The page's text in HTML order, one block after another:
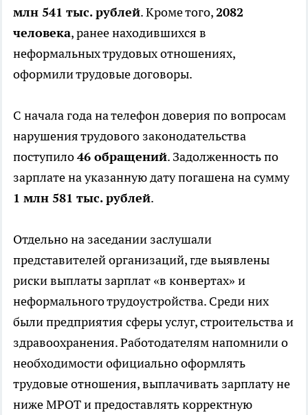
млн 541 тыс. рублей. Кроме того,2082
человека, ранее находившихся в
неформальных трудовых отношениях,
оформили трудовые договоры.
С начала года на телефон доверия по вопросам
нарушения трудового законодательства
поступило46 обращений. Задолженность по
зарплате на указанную дату погашена на сумму
1 млн 581 тыс. рублей.
Отдельно на заседании заслушали
представителей организаций, где выявлены
риски выплаты зарплат «в конвертах» и
неформального трудоустройства. Среди них
были предприятия сферы услуг, строительства и
здравоохранения. Работодателям напомнили о
необходимости официально оформлять
трудовые отношения, выплачивать зарплату не
ниже МРОТ и предоставлять корректную